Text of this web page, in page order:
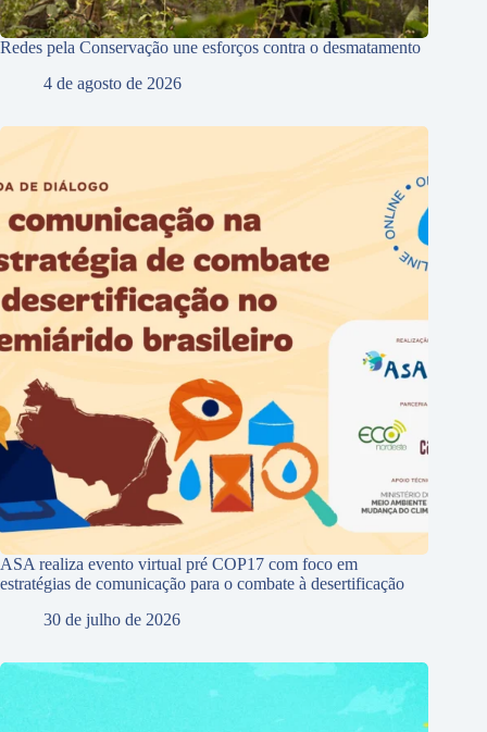
Redes pela Conservação une esforços contra o desmatamento
4 de agosto de 2026
ASA realiza evento virtual pré COP17 com foco em
estratégias de comunicação para o combate à desertificação
30 de julho de 2026